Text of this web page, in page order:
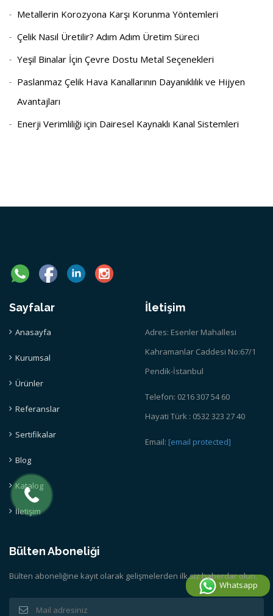
Metallerin Korozyona Karşı Korunma Yöntemleri
Çelik Nasıl Üretilir? Adım Adım Üretim Süreci
Yeşil Binalar İçin Çevre Dostu Metal Seçenekleri
Paslanmaz Çelik Hava Kanallarının Dayanıklılık ve Hijyen
Avantajları
Enerji Verimliliği için Dairesel Kaynaklı Kanal Sistemleri
Whatsapp
Sayfalar
Anasayfa
Kurumsal
Ürünler
Referanslar
Sertifikalar
Blog
Katalog
İletişim
İletişim
Adres: Esenler Mahallesi
Kahramanlar Caddesi No:67/1
Pendik-İstanbul
Telefon: 0216 307 54 60
Hayati Türk : 0532 323 27 40
Email: [email protected]
Bülten Aboneliği
Bülten aboneliğine kayıt olarak gelişmelerden ilk siz haberdar olun.